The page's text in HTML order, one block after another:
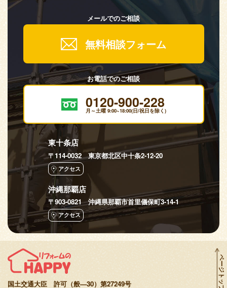
メールでのご相談
無料相談フォーム
お電話でのご相談
0120-900-228
月～土曜 9:00~18:00(日/祝日を除く)
東十条店
〒114-0032 東京都北区中十条2-12-20
アクセス
沖縄那覇店
〒903-0821 沖縄県那覇市首里儀保町3-14-1
アクセス
国土交通大臣 許可（般—30）第27249号 ページトップへ